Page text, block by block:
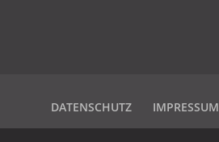
DATENSCHUTZ IMPRESSUM